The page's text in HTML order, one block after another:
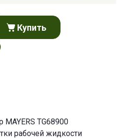
Купить
MAYERS TG68900
рабочей жидкости